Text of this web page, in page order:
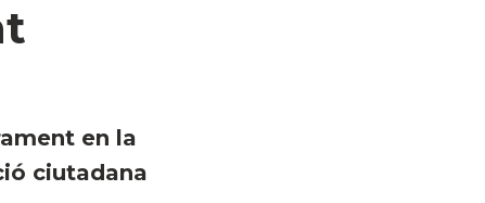
en la
ciutadana